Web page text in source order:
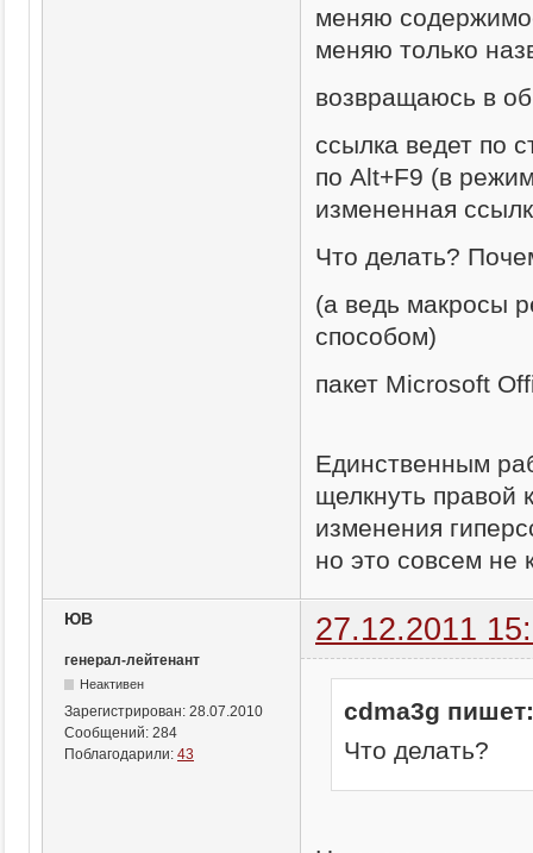
меняю
меняю только
возвращаюсь в
ссылка ведет по
по Alt+F9 (в
измененная
Что делать?
(а ведь макросы
способом)
пакет Microsoft
Единственным
щелкнуть правой
изменения
но это совсем не
ЮВ 27.12.2011
генерал-лейтенант
Неактивен
Зарегистрирован: 28.07.2010
Сообщений: 284
Поблагодарили: 43
cdma3g пишет:
Что делать?